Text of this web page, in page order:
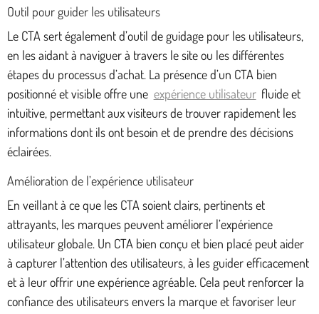
Outil pour guider les utilisateurs
Le CTA sert également d’outil de guidage pour les utilisateurs,
en les aidant à naviguer à travers le site ou les différentes
étapes du processus d’achat. La présence d’un CTA bien
positionné et visible offre une expérience utilisateur fluide et
intuitive, permettant aux visiteurs de trouver rapidement les
informations dont ils ont besoin et de prendre des décisions
éclairées.
Amélioration de l’expérience utilisateur
En veillant à ce que les CTA soient clairs, pertinents et
attrayants, les marques peuvent améliorer l’expérience
utilisateur globale. Un CTA bien conçu et bien placé peut aider
à capturer l’attention des utilisateurs, à les guider efficacement
et à leur offrir une expérience agréable. Cela peut renforcer la
confiance des utilisateurs envers la marque et favoriser leur